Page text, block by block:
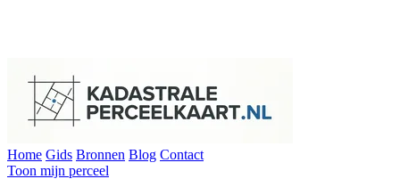
Home Gids Bronnen Blog Contact
Toon mijn perceel